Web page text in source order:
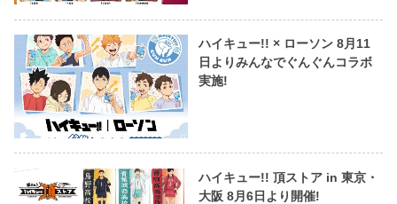
ハイキュー!! × ローソン 8月11
日よりみんなでぐんぐんコラボ
実施!
ハイキュー!! 頂ストア in 東京・
大阪 8月6日より開催!